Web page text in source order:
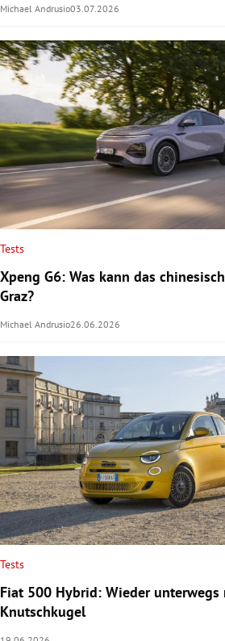
Michael Andrusio03.07.2026
Tests
Xpeng G6: Was kann das
Graz?
Michael Andrusio26.06.2026
Tests
Fiat 500 Hybrid: Wieder unterwegs
Knutschkugel